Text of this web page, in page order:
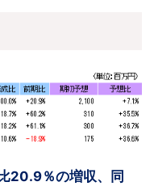
20.9％の増収、同